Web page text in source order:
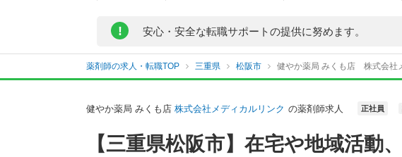
! 安心・安全な転職サポートの提供に努めます。
薬剤師の求人・転職TOP 三重県 松阪市 健やか薬局 みくも店 株式会社
健やか薬局 みくも店 株式会社メディカルリンク の薬剤師求人 正社員
【三重県松阪市】在宅や地域活